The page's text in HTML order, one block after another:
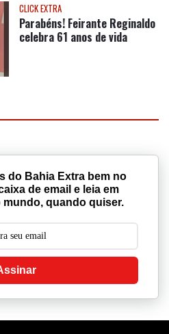
CLICK EXTRA
Parabéns! Feirante Reginaldo
celebra 61 anos de vida
do Bahia Extra bem no
de email e leia em
quando quiser.